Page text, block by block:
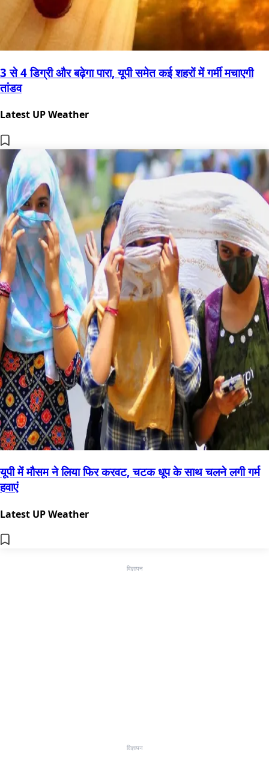
3 से 4 डिग्री और बढ़ेगा पारा, यूपी समेत कई शहरों में गर्मी मचाएगी
तांडव
Latest UP Weather
यूपी में मौसम ने लिया फिर करवट, चटक धूप के साथ चलने लगी गर्म
हवाएं
Latest UP Weather
विज्ञापन
विज्ञापन